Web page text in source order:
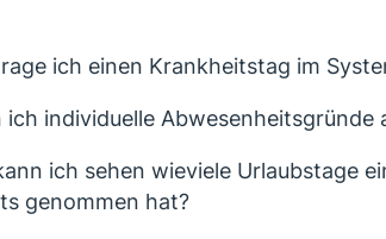
ich einen Krankheitstag im
ich individuelle Abwesenheitsgründe
ich sehen wieviele Urlaubstage
genommen hat?